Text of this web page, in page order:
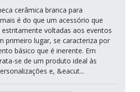
cerâmica branca para
é do que um acessório que
estritamente voltadas aos eventos
primeiro lugar, se caracteriza por
básico que é inerente. Em
se de um produto ideal às
e, &eacut...